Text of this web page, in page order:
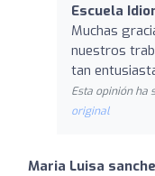
Escuela
Muchas
nuestros
tan
Esta opinión ha
original
Maria Luisa